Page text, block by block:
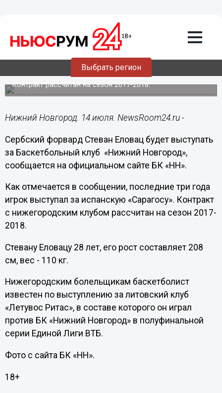
Выбрать регион
14.07.201716:03
Сербский форвард Стеван Еловац
будет выступать за БК «НН»
Контракт рассчитан на сезон 2017-2018.
Нижний Новгород. 14 июля. NewsRoom24.ru -
Сербский форвард Стеван Еловац будет выступать
за Баскетбольный клуб «Нижний Новгород»,
сообщается на официальном сайте БК «НН».
Как отмечается в сообщении, последние три года
игрок выступал за испанскую «Сарагосу». Контракт
с нижегородским клубом рассчитан на сезон 2017-
2018.
Стевану Еловацу 28 лет, его рост составляет 208
см, вес - 110 кг.
Нижегородским болельщикам баскетболист
известен по выступлению за литовский клуб
«Летувос Ритас», в составе которого он играл
против БК «Нижний Новгород» в полуфинальной
серии Единой Лиги ВТБ.
Фото с сайта БК «НН».
18+